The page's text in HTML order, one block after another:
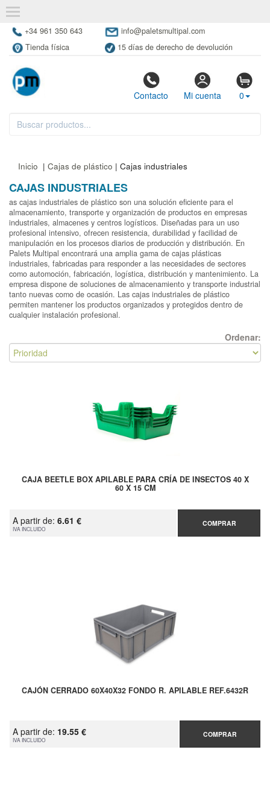
+34 961 350 643
info@paletsmultipal.com
Tienda física
15 días de derecho de devolución
Contacto Mi cuenta 0
Inicio | Cajas de plástico | Cajas industriales
CAJAS INDUSTRIALES
as cajas industriales de plástico son una solución eficiente para el
almacenamiento, transporte y organización de productos en empresas
industriales, almacenes y centros logísticos. Diseñadas para un uso
profesional intensivo, ofrecen resistencia, durabilidad y facilidad de
manipulación en los procesos diarios de producción y distribución. En
Palets Multipal encontrará una amplia gama de cajas plásticas
industriales, fabricadas para responder a las necesidades de sectores
como automoción, fabricación, logística, distribución y mantenimiento. La
empresa dispone de soluciones de almacenamiento y transporte industrial
tanto nuevas como de ocasión. Las cajas industriales de plástico
permiten mantener los productos organizados y protegidos dentro de
cualquier instalación profesional.
Ordenar:
CAJA BEETLE BOX APILABLE PARA CRÍA DE INSECTOS 40 X
60 X 15 CM
A partir de: 6.61 €
IVA INCLUIDO
COMPRAR
CAJÓN CERRADO 60X40X32 FONDO R. APILABLE REF.6432R
A partir de: 19.55 €
IVA INCLUIDO
COMPRAR